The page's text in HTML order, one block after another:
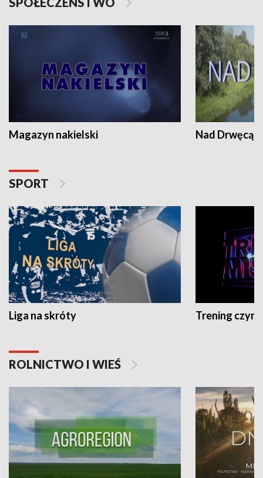
Magazyn nakielski Nad Drwęcą
SPORT
Liga na skróty Trening czyni
ROLNICTWO I WIEŚ